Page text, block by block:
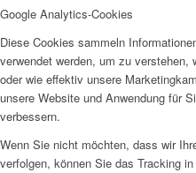
Google Analytics-Cookies
Diese Cookies sammeln
verwendet werden, um zu verstehen,
oder wie effektiv unsere
unsere Website und Anwendung für
verbessern.
Wenn Sie nicht möchten, dass wir
verfolgen, können Sie das Tracking